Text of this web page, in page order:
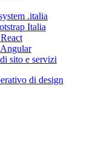
.italia
Italia
sito e servizi
di design